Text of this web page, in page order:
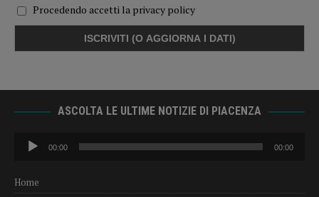
Procedendo accetti la privacy policy
ASCOLTA LE ULTIME NOTIZIE DI PIACENZA
Audio
Player
00:00 00:00
Home